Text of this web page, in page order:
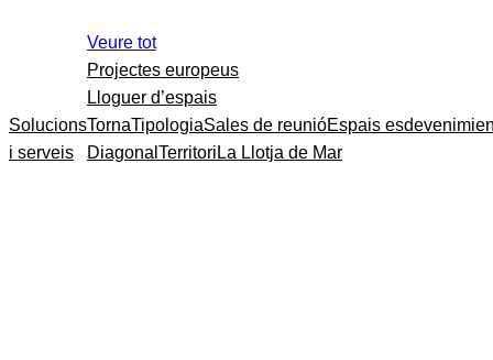
Solucions
i serveis
Veure tot
Projectes europeus
Lloguer d’espais
TornaTipologiaSales de reunióEspais
Diagonal Territori La Llotja de Mar